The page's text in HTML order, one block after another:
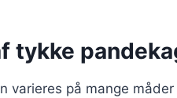
tykke
varieres på mange